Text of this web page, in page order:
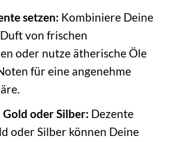
setzen: Kombiniere Deine
von frischen
oder nutze ätherische Öle
für eine angenehme
oder Silber: Dezente
oder Silber können Deine